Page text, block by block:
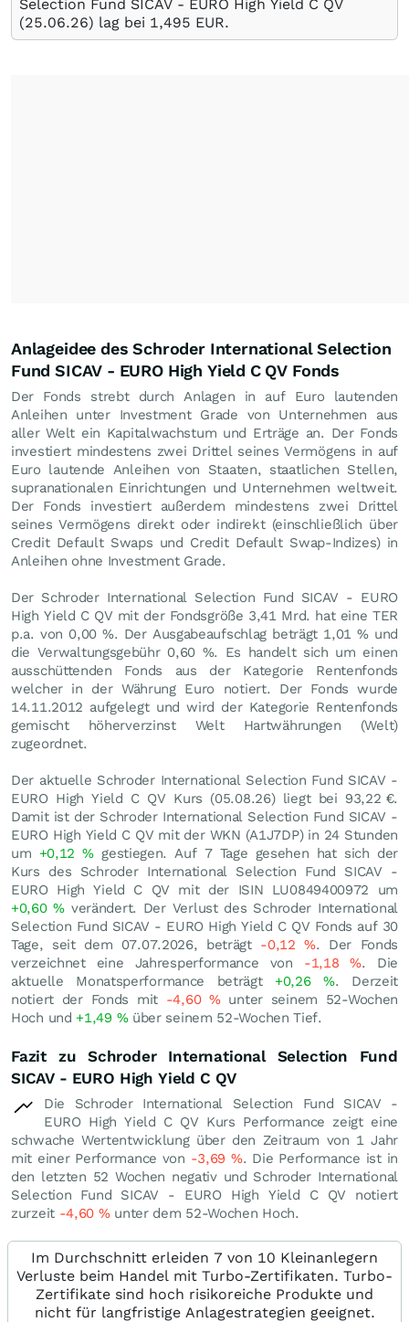
Selection Fund SICAV - EURO High Yield C QV
(25.06.26) lag bei 1,495 EUR.
Anlageidee des Schroder International Selection
Fund SICAV - EURO High Yield C QV Fonds
Der Fonds strebt durch Anlagen in auf Euro lautenden
Anleihen unter Investment Grade von Unternehmen aus
aller Welt ein Kapitalwachstum und Erträge an. Der Fonds
investiert mindestens zwei Drittel seines Vermögens in auf
Euro lautende Anleihen von Staaten, staatlichen Stellen,
supranationalen Einrichtungen und Unternehmen weltweit.
Der Fonds investiert außerdem mindestens zwei Drittel
seines Vermögens direkt oder indirekt (einschließlich über
Credit Default Swaps und Credit Default Swap-Indizes) in
Anleihen ohne Investment Grade.
Der Schroder International Selection Fund SICAV - EURO
High Yield C QV mit der Fondsgröße 3,41 Mrd. hat eine TER
p.a. von 0,00 %. Der Ausgabeaufschlag beträgt 1,01 % und
die Verwaltungsgebühr 0,60 %. Es handelt sich um einen
ausschüttenden Fonds aus der Kategorie Rentenfonds
welcher in der Währung Euro notiert. Der Fonds wurde
14.11.2012 aufgelegt und wird der Kategorie Rentenfonds
gemischt höherverzinst Welt Hartwährungen (Welt)
zugeordnet.
Der aktuelle Schroder International Selection Fund SICAV -
EURO High Yield C QV Kurs (05.08.26) liegt bei 93,22 €.
Damit ist der Schroder International Selection Fund SICAV -
EURO High Yield C QV mit der WKN (A1J7DP) in 24 Stunden
um +0,12%gestiegen. Auf 7 Tage gesehen hat sich der
Kurs des Schroder International Selection Fund SICAV -
EURO High Yield C QV mit der ISIN LU0849400972 um
+0,60% verändert. Der Verlust des Schroder International
Selection Fund SICAV - EURO High Yield C QV Fonds auf 30
Tage, seit dem 07.07.2026, beträgt -0,12%. Der Fonds
verzeichnet eine Jahresperformance von -1,18%. Die
aktuelle Monatsperformance beträgt +0,26%. Derzeit
notiert der Fonds mit -4,60 %unter seinem 52-Wochen
Hoch und +1,49 %über seinem 52-Wochen Tief.
Fazit zu Schroder International Selection Fund
SICAV - EURO High Yield C QV
Die Schroder International Selection Fund SICAV -
EURO High Yield C QV Kurs Performance zeigt eine
schwache Wertentwicklung über den Zeitraum von 1 Jahr
mit einer Performance von -3,69%. Die Performance ist in
den letzten 52 Wochen negativ und Schroder International
Selection Fund SICAV - EURO High Yield C QV notiert
zurzeit -4,60 %unter dem 52-Wochen Hoch.
Im Durchschnitt erleiden 7 von 10 Kleinanlegern
Verluste beim Handel mit Turbo-Zertifikaten. Turbo-
Zertifikate sind hoch risikoreiche Produkte und
nicht für langfristige Anlagestrategien geeignet.